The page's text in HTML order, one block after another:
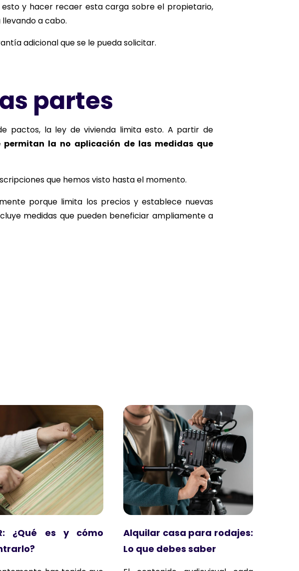
y hacer recaer esta carga sobre el propietario,
a cabo.
adicional que se le pueda solicitar.
partes
pactos, la ley de vivienda limita esto. A partir de
la no aplicación de las medidas que
que hemos visto hasta el momento.
porque limita los precios y establece nuevas
medidas que pueden beneficiar ampliamente a
¿Qué es y cómo
Alquilar casa para rodajes:
Lo que debes saber